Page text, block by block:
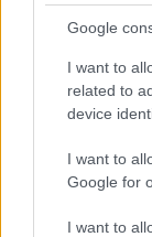
Google
I want to
related to
device
I want to
Google for
I want to
EquityPay
(EQPAY)